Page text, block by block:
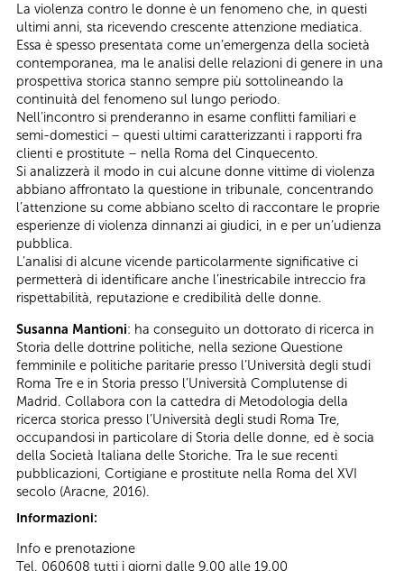
La violenza contro le donne è un fenomeno che, in questi
ultimi anni, sta ricevendo crescente attenzione mediatica.
Essa è spesso presentata come un’emergenza della società
contemporanea, ma le analisi delle relazioni di genere in una
prospettiva storica stanno sempre più sottolineando la
continuità del fenomeno sul lungo periodo.
Nell’incontro si prenderanno in esame conflitti familiari e
semi-domestici – questi ultimi caratterizzanti i rapporti fra
clienti e prostitute – nella Roma del Cinquecento.
Si analizzerà il modo in cui alcune donne vittime di violenza
abbiano affrontato la questione in tribunale, concentrando
l’attenzione su come abbiano scelto di raccontare le proprie
esperienze di violenza dinnanzi ai giudici, in e per un’udienza
pubblica.
L’analisi di alcune vicende particolarmente significative ci
permetterà di identificare anche l’inestricabile intreccio fra
rispettabilità, reputazione e credibilità delle donne.
Susanna Mantioni: ha conseguito un dottorato di ricerca in
Storia delle dottrine politiche, nella sezione Questione
femminile e politiche paritarie presso l’Università degli studi
Roma Tre e in Storia presso l’Università Complutense di
Madrid. Collabora con la cattedra di Metodologia della
ricerca storica presso l’Università degli studi Roma Tre,
occupandosi in particolare di Storia delle donne, ed è socia
della Società Italiana delle Storiche. Tra le sue recenti
pubblicazioni, Cortigiane e prostitute nella Roma del XVI
secolo (Aracne, 2016).
Informazioni:
Info e prenotazione
Tel. 060608 tutti i giorni dalle 9.00 alle 19.00